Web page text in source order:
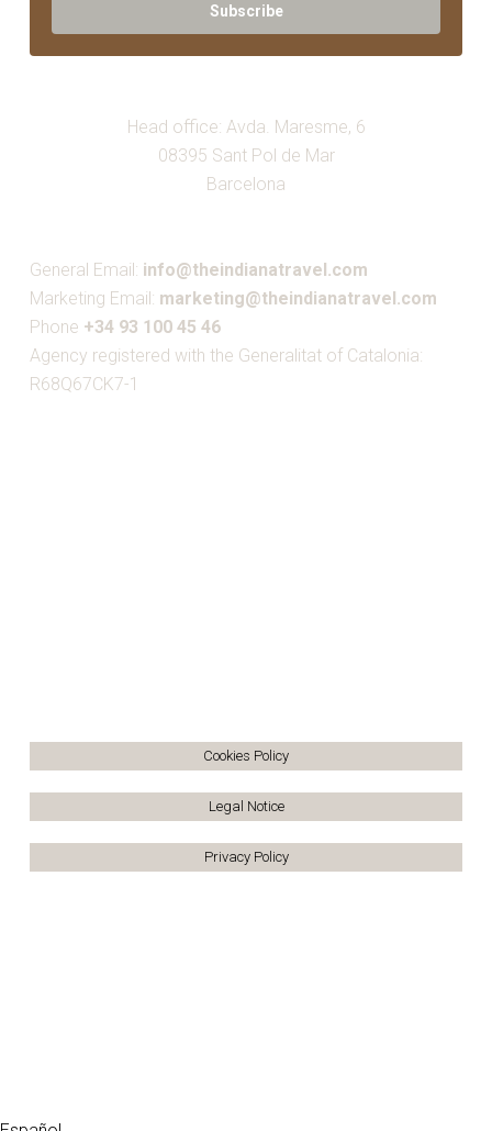
Subscribe
Head office: Avda. Maresme, 6
08395 Sant Pol de Mar
Barcelona
General Email: info@theindianatravel.com
Marketing Email: marketing@theindianatravel.com
Phone +34 93 100 45 46
Agency registered with the Generalitat of Catalonia:
R68Q67CK7-1
Cookies Policy
Legal Notice
Privacy Policy